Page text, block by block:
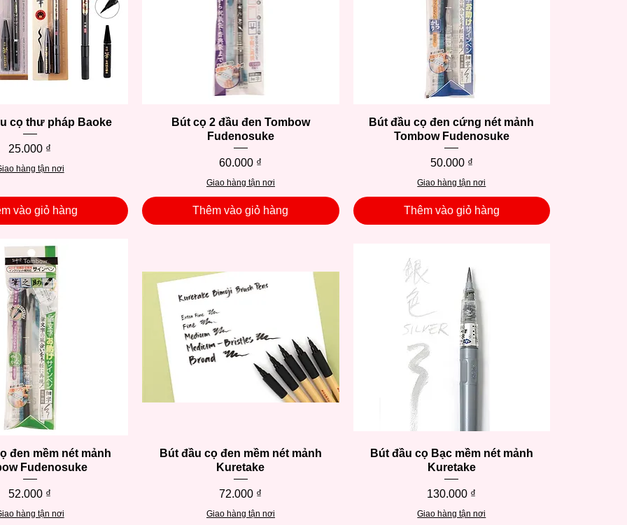
Xem nhanh
cọ thư pháp Baoke
Giá
25.000 ₫
hàng tận nơi
vào giỏ hàng
Xem nhanh
Bút cọ 2 đầu đen Tombow
Fudenosuke
Giá
60.000 ₫
Giao hàng tận nơi
Thêm vào giỏ hàng
Xem nhanh
Bút đầu cọ đen cứng nét mảnh
Tombow Fudenosuke
Giá
50.000 ₫
Giao hàng tận nơi
Thêm vào giỏ hàng
Xem nhanh
đen mềm nét mảnh
Fudenosuke
Giá
52.000 ₫
hàng tận nơi
Xem nhanh
Bút đầu cọ đen mềm nét mảnh
Kuretake
Giá
72.000 ₫
Giao hàng tận nơi
Xem nhanh
Bút đầu cọ Bạc mềm nét mảnh
Kuretake
Giá
130.000 ₫
Giao hàng tận nơi